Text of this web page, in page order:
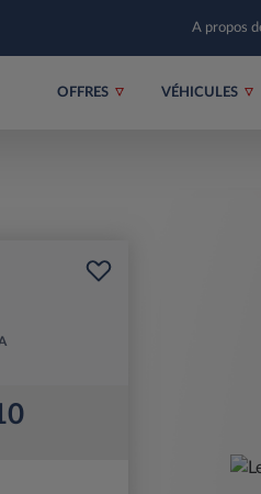
A propos
OFFRES VÉHICULES